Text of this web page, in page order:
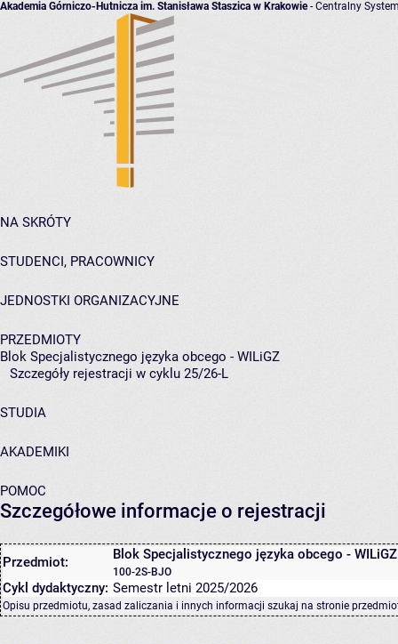
Akademia Górniczo-Hutnicza im. Stanisława Staszica w Krakowie- Centralny
NA SKRÓTY
STUDENCI, PRACOWNICY
JEDNOSTKI ORGANIZACYJNE
PRZEDMIOTY
Blok Specjalistycznego języka obcego - WILiGZ
Szczegóły rejestracji w cyklu 25/26-L
STUDIA
AKADEMIKI
POMOC
Szczegółowe informacje o rejestracji
Przedmiot: Blok Specjalistycznego języka obcego - WILiGZ
100-2S-BJO
Cykl dydaktyczny: Semestr letni 2025/2026
Opisu przedmiotu, zasad zaliczania i innych informacji szukaj na stronie